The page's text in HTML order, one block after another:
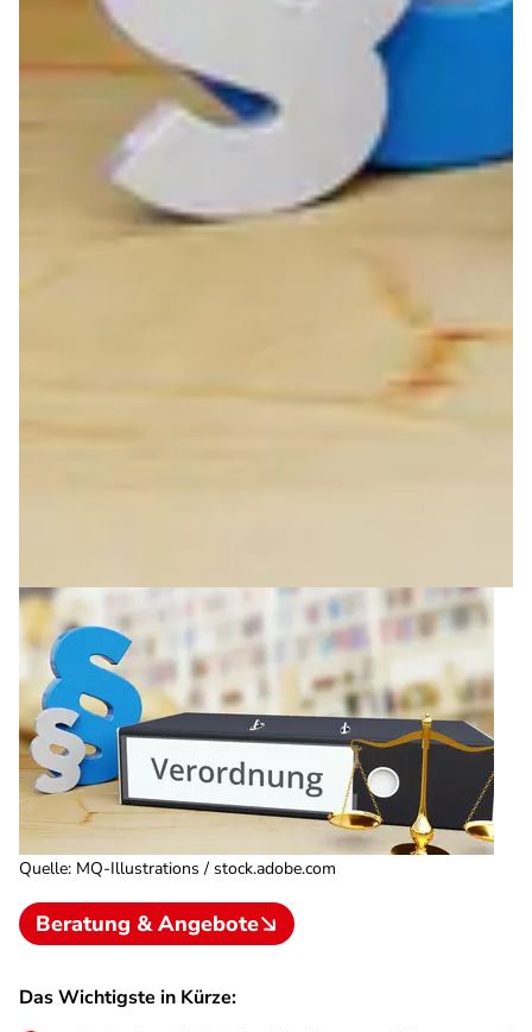
Quelle: MQ-Illustrations / stock.adobe.com
Beratung & Angebote
Das Wichtigste in Kürze: